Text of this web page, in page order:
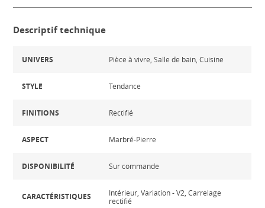
Descriptif technique
UNIVERS Pièce à vivre, Salle de bain, Cuisine
STYLE Tendance
FINITIONS Rectifié
ASPECT Marbré-Pierre
DISPONIBILITÉ Sur commande
CARACTÉRISTIQUES
Intérieur, Variation - V2, Carrelage
rectifié